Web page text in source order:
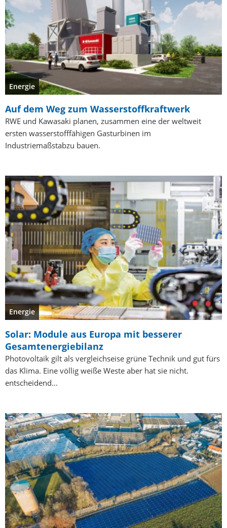
Energie
Auf dem Weg zum Wasserstoffkraftwerk
RWE und Kawasaki planen, zusammen eine der weltweit
ersten wasserstofffähigen Gasturbinen im
Industriemaßstabzu bauen.
Energie
Solar: Module aus Europa mit besserer
Gesamtenergiebilanz
Photovoltaik gilt als vergleichseise grüne Technik und gut fürs
das Klima. Eine völlig weiße Weste aber hat sie nicht.
entscheidend…